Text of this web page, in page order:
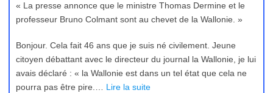
« La presse annonce que le ministre Thomas Dermine et le
professeur Bruno Colmant sont au chevet de la Wallonie. »
Bonjour. Cela fait 46 ans que je suis né civilement. Jeune
citoyen débattant avec le directeur du journal la Wallonie, je lui
avais déclaré : « la Wallonie est dans un tel état que cela ne
pourra pas être pire.… Lire la suite